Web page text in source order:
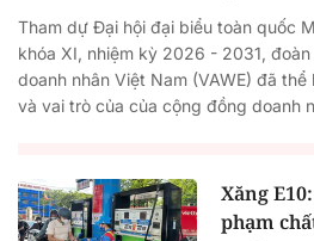
Tham dự Đại hội đại biểu toàn quốc
khóa XI, nhiệm kỳ 2026 - 2031,
doanh nhân Việt Nam (VAWE) đã
và vai trò của của cộng đồng doanh
Xăng
phạm